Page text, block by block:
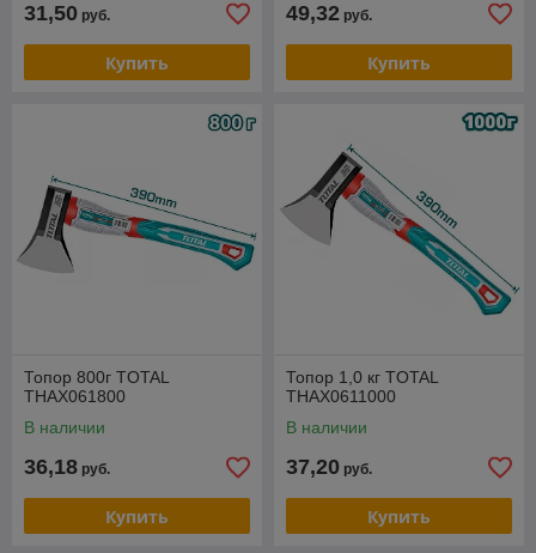
31,50 руб.
Купить
49,32 руб.
Купить
Топор 800г TOTAL
THAX061800
В наличии
36,18 руб.
Купить
Топор 1,0 кг TOTAL
THAX0611000
В наличии
37,20 руб.
Купить